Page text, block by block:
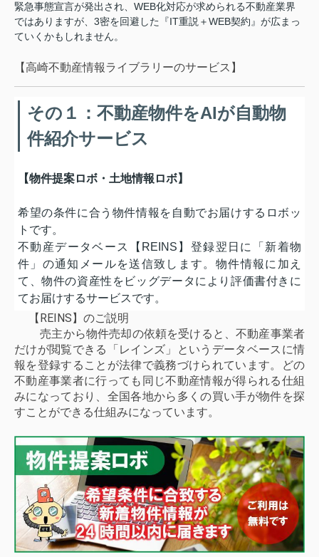
緊急事態宣言が発出され、WEB化対応が求められる不動産業界
ではありますが、3密を回避した『IT重説＋WEB契約』が広まっ
ていくかもしれません。
【高崎不動産情報ライブラリーのサービス】
その１：不動産物件をAIが自動物
件紹介サービス
【物件提案ロボ・土地情報ロボ】
希望の条件に合う物件情報を自動でお届けするロボッ
トです。
不動産データベース【REINS】登録翌日に「新着物
件」の通知メールを送信致します。物件情報に加え
て、物件の資産性をビッグデータにより評価書付きに
てお届けするサービスです。
【REINS】のご説明
売主から物件売却の依頼を受けると、不動産事業者
だけが閲覧できる「レインズ」というデータベースに情
報を登録することが法律で義務づけられています。どの
不動産事業者に行っても同じ不動産情報が得られる仕組
みになっており、全国各地から多くの買い手が物件を探
すことができる仕組みになっています。